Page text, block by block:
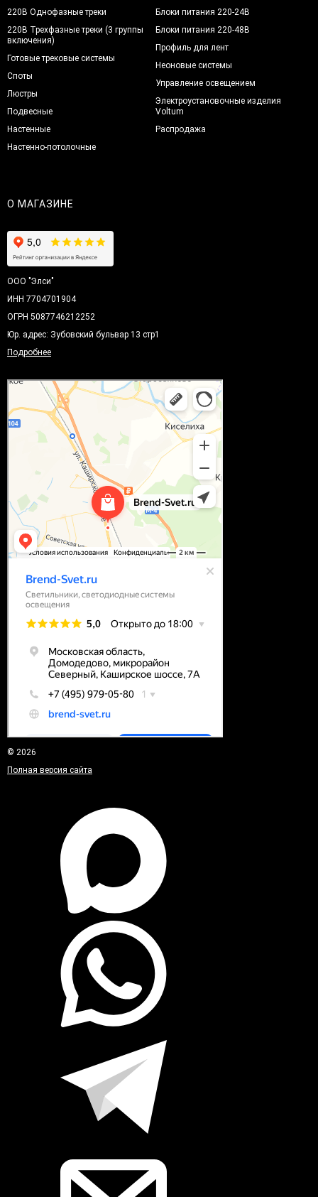
220В Однофазные треки
220В Трехфазные треки (3 группы
включения)
Готовые трековые системы
Споты
Люстры
Подвесные
Настенные
Настенно-потолочные
Блоки питания 220-24В
Блоки питания 220-48В
Профиль для лент
Неоновые системы
Управление освещением
Электроустановочные изделия
Voltum
Распродажа
О МАГАЗИНЕ
ООО "Элси"
ИНН 7704701904
ОГРН 5087746212252
Юр. адрес: Зубовский бульвар 13 стр1
Подробнее
© 2026
Полная версия сайта